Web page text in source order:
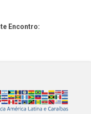
Encontro: